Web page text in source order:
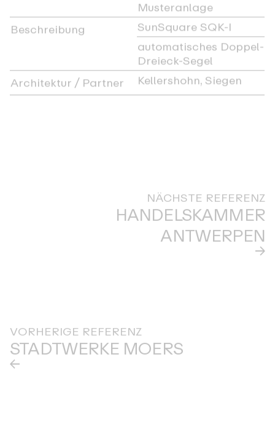
Musteranlage
Beschreibung
SunSquare SQK-I
automatisches Doppel-
Dreieck-Segel
Architektur / Partner
Kellershohn, Siegen
NÄCHSTE REFERENZ
HANDELSKAMMER
ANTWERPEN
VORHERIGE REFERENZ
STADTWERKE MOERS